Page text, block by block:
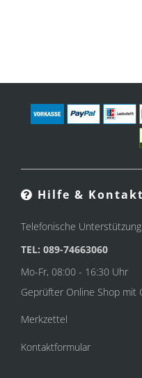
Hilfe & Kontakt
Telefonische
TEL: 089-74663060
Mo-Fr, 08:00 - 16:30 Uhr
Geprüfter Online Shop mit
Merkzettel
Kontaktformular